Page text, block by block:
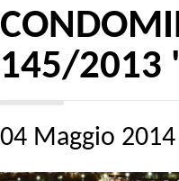
145/2013
04 Maggio 2014